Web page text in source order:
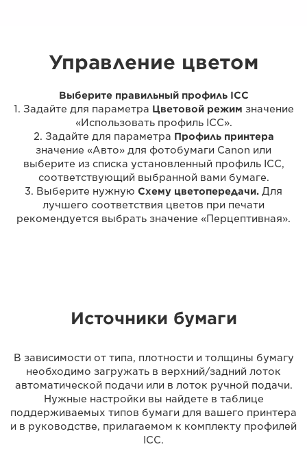
Управление цветом
Выберите правильный профиль ICC
1. Задайте для параметра Цветовой режим значение
«Использовать профиль ICC».
2. Задайте для параметра Профиль принтера
значение «Авто» для фотобумаги Canon или
выберите из списка установленный профиль ICC,
соответствующий выбранной вами бумаге.
3. Выберите нужную Схему цветопередачи. Для
лучшего соответствия цветов при печати
рекомендуется выбрать значение «Перцептивная».
Источники бумаги
В зависимости от типа, плотности и толщины бумагу
необходимо загружать в верхний/задний лоток
автоматической подачи или в лоток ручной подачи.
Нужные настройки вы найдете в таблице
поддерживаемых типов бумаги для вашего принтера
и в руководстве, прилагаемом к комплекту профилей
ICC.